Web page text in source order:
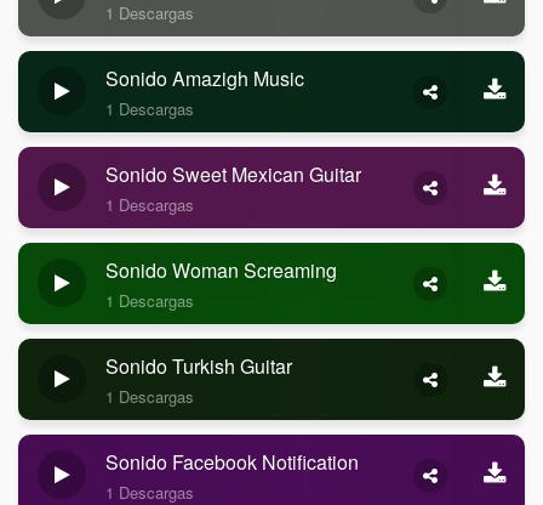
1 Descargas
Sonido Amazigh Music
1 Descargas
Sonido Sweet Mexican Guitar
1 Descargas
Sonido Woman Screaming
1 Descargas
Sonido Turkish Guitar
1 Descargas
Sonido Facebook Notification
1 Descargas